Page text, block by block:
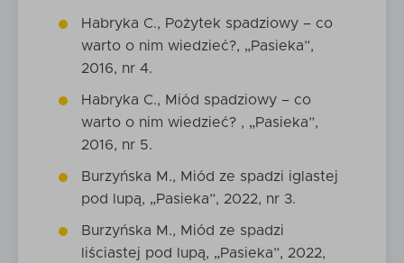
Habryka C., Pożytek spadziowy – co
warto o nim wiedzieć?, „Pasieka”,
2016, nr 4.
Habryka C., Miód spadziowy – co
warto o nim wiedzieć? , „Pasieka”,
2016, nr 5.
Burzyńska M., Miód ze spadzi iglastej
pod lupą, „Pasieka”, 2022, nr 3.
Burzyńska M., Miód ze spadzi
liściastej pod lupą, „Pasieka”, 2022,